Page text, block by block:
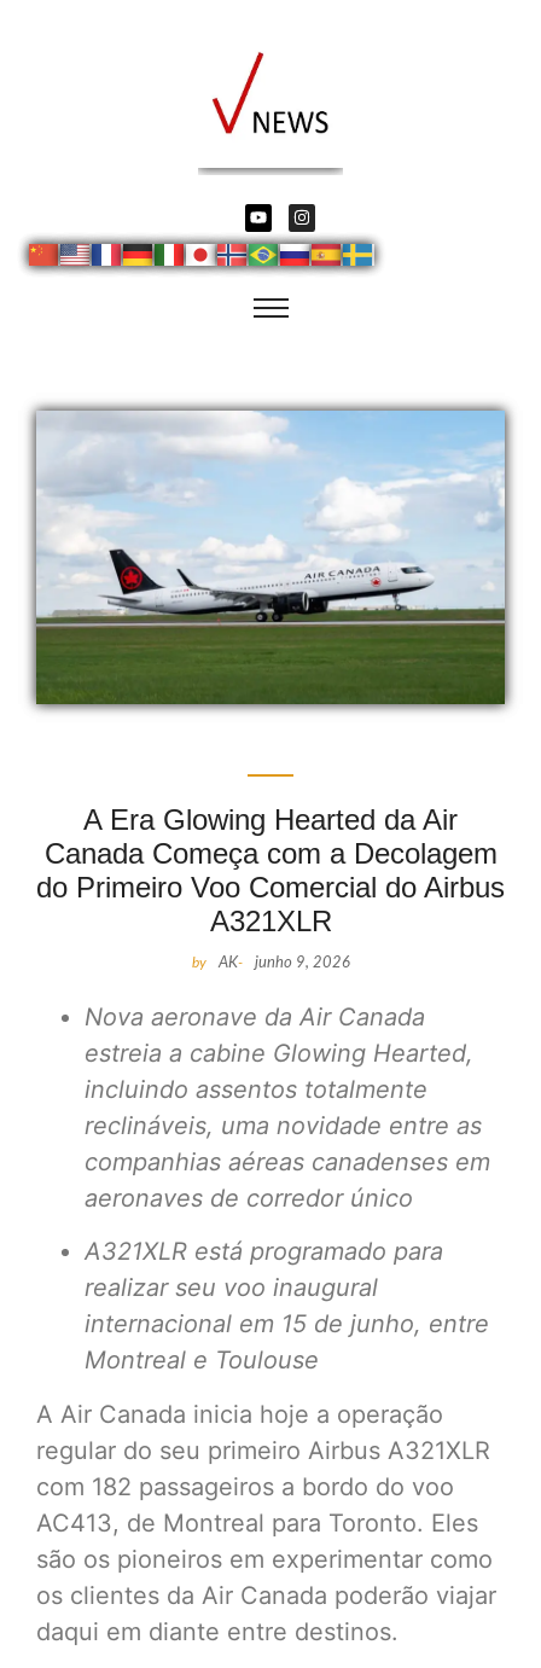
A Era Glowing Hearted da Air
Canada Começa com a Decolagem
do Primeiro Voo Comercial do Airbus
A321XLR
by AK- junho 9, 2026
Nova aeronave da Air Canada
estreia a cabine Glowing Hearted,
incluindo assentos totalmente
reclináveis, uma novidade entre as
companhias aéreas canadenses em
aeronaves de corredor único
A321XLR está programado para
realizar seu voo inaugural
internacional em 15 de junho, entre
Montreal e Toulouse
A Air Canada inicia hoje a operação
regular do seu primeiro Airbus A321XLR
com 182 passageiros a bordo do voo
AC413, de Montreal para Toronto. Eles
são os pioneiros em experimentar como
os clientes da Air Canada poderão viajar
daqui em diante entre destinos.